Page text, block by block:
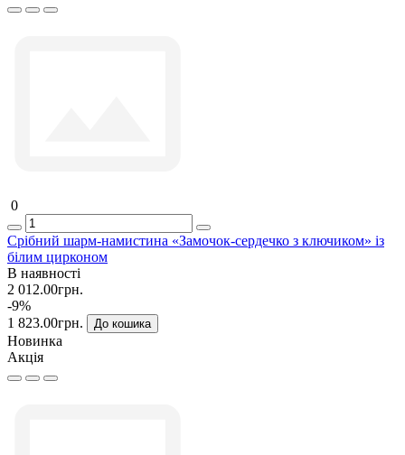
0
Срібний шарм-намистина «Замочок-сердечко з ключиком» із
білим цирконом
В наявності
2 012.00грн.
-9%
1 823.00грн.
До кошика
Новинка
Акція